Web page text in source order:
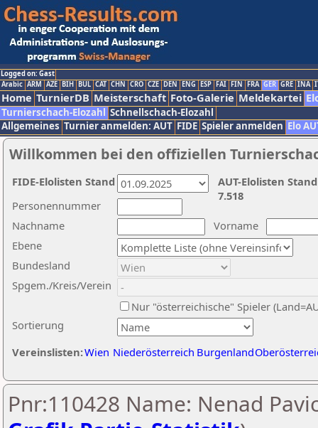
Logged on: Gast
Arabic ARM AZE BIH BUL CAT CHN CRO CZE DEN ENG ESP FAI FIN FRA GER GRE INA
Home TurnierDB Meisterschaft Foto-Galerie Meldekartei
Turnierschach-Elozahl Schnellschach-Elozahl
Allgemeines Turnier anmelden: AUT FIDE Spieler anmelden Elo
Willkommen bei den offiziellen
Nachname
Vorname
Ebene
Sortierung
Personennummer
Bundesland
Spgem./Kreis/Verein
Nur "österreichische" Spieler
Vereinslisten:Wien Niederösterreich Burgenland
AUT-Elolisten
7.518
FIDE-Elolisten Stand
Pnr:110428 Name: Nenad